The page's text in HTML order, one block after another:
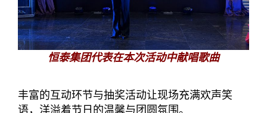
恒泰集团代表在本次活动中献唱歌曲
丰富的互动环节与抽奖活动让现场充满欢声笑
语，洋溢着节日的温馨与团圆氛围。